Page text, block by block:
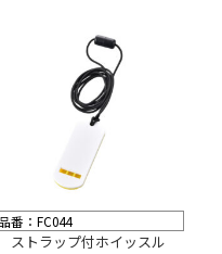
番：FC044
ストラップ付ホイッスル